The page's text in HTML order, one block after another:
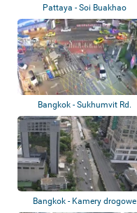
Pattaya - Soi Buakhao
Bangkok - Sukhumvit Rd.
Bangkok - Kamery drogowe